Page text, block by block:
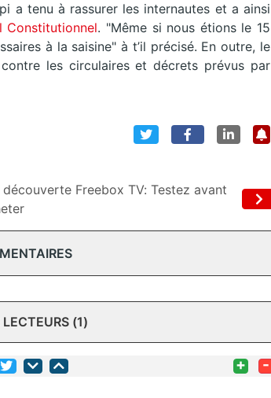
a tenu à rassurer les internautes et a ainsi
Constitutionnel. "Même si nous étions le 15
à la saisine" à t’il précisé. En outre, le
les circulaires et décrets prévus par
Freebox TV: Testez avant
(1)
+ -